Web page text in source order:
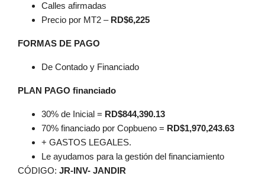
Calles afirmadas
Precio por MT2 – RD$6,225
FORMAS DE PAGO
De Contado y Financiado
PLAN PAGO financiado
30% de Inicial = RD$844,390.13
70% financiado por Copbueno = RD$1,970,243.63
+ GASTOS LEGALES.
Le ayudamos para la gestión del financiamiento
CÓDIGO: JR-INV- JANDIR